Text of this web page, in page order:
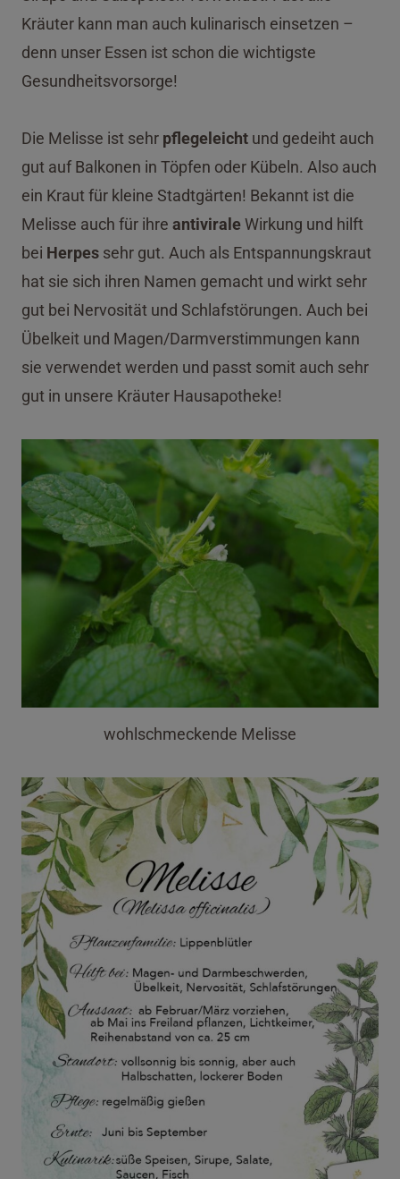
Kräuter kann man auch kulinarisch einsetzen –
denn unser Essen ist schon die wichtigste
Gesundheitsvorsorge!
Die Melisse ist sehr pflegeleicht und gedeiht auch
gut auf Balkonen in Töpfen oder Kübeln. Also auch
ein Kraut für kleine Stadtgärten! Bekannt ist die
Melisse auch für ihre antiviraleWirkung und hilft
bei Herpes sehr gut. Auch als Entspannungskraut
hat sie sich ihren Namen gemacht und wirkt sehr
gut bei Nervosität und Schlafstörungen. Auch bei
Übelkeit und Magen/Darmverstimmungen kann
sie verwendet werden und passt somit auch sehr
gut in unsere Kräuter Hausapotheke!
wohlschmeckende Melisse